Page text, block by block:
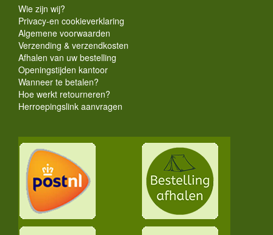
Wie zijn wij?
Privacy-en cookieverklaring
Algemene voorwaarden
Verzending & verzendkosten
Afhalen van uw bestelling
Openingstijden kantoor
Wanneer te betalen?
Hoe werkt retourneren?
Herroepingslink aanvragen